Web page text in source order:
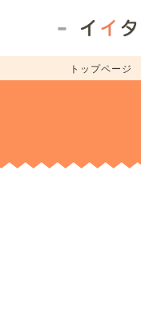
トップページ